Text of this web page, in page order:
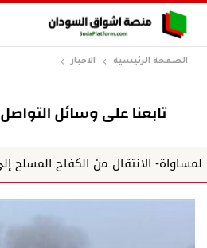
الصفحة الرئيسية الاخبار
من الكفاح المسلح إلى كيان سياسي قومي{11} د. بدر